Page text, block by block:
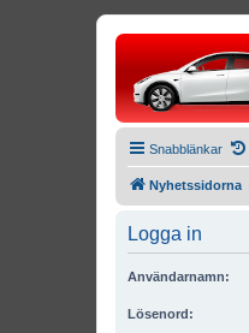
Snabblänkar
Nyhetssidorna
Logga in
Användarnamn:
Lösenord: